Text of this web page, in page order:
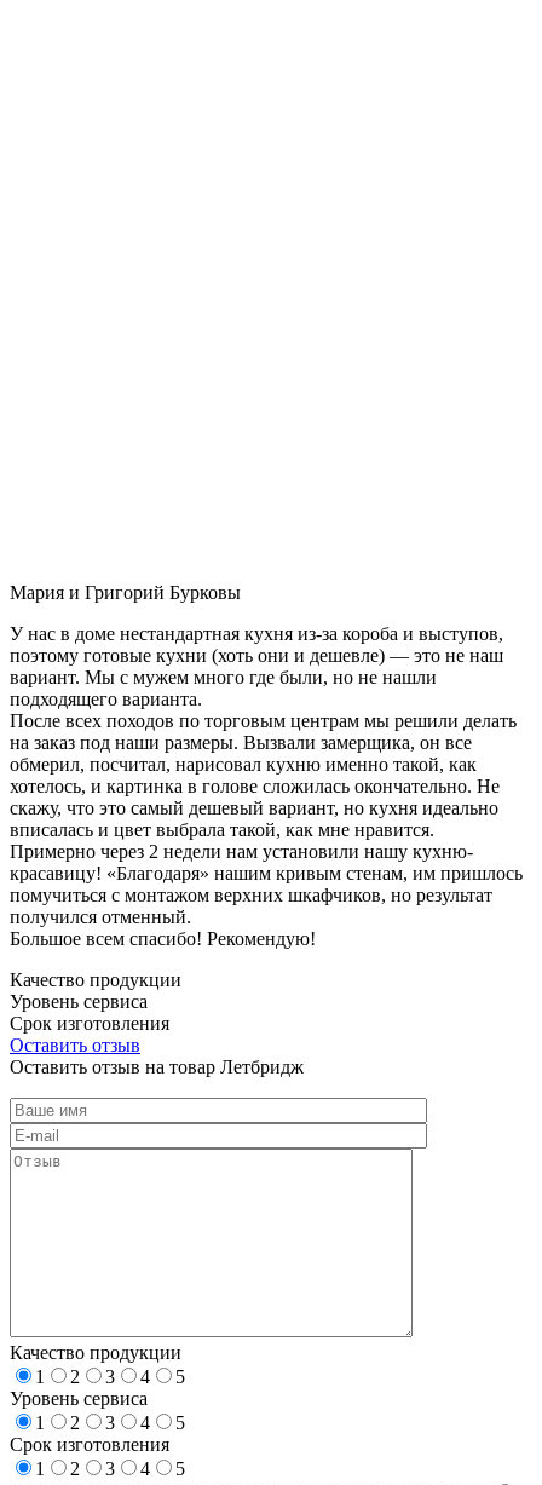
Мария и Григорий Бурковы
У нас в доме нестандартная кухня из-за короба и выступов,
поэтому готовые кухни (хоть они и дешевле) — это не наш
вариант. Мы с мужем много где были, но не нашли
подходящего варианта.
После всех походов по торговым центрам мы решили делать
на заказ под наши размеры. Вызвали замерщика, он все
обмерил, посчитал, нарисовал кухню именно такой, как
хотелось, и картинка в голове сложилась окончательно. Не
скажу, что это самый дешевый вариант, но кухня идеально
вписалась и цвет выбрала такой, как мне нравится.
Примерно через 2 недели нам установили нашу кухню-
красавицу! «Благодаря» нашим кривым стенам, им пришлось
помучиться с монтажом верхних шкафчиков, но результат
получился отменный.
Большое всем спасибо! Рекомендую!
Качество продукции
Уровень сервиса
Срок изготовления
Оставить отзыв
Оставить отзыв на товар Летбридж
Качество продукции
1
2 3 4
5
Уровень сервиса
1
2 3 4
5
Срок изготовления
1
2 3 4
5